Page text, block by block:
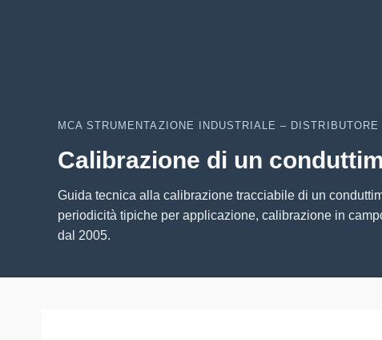
MCA STRUMENTAZIONE INDUSTRIALE –
Calibrazione di un
Guida tecnica alla calibrazione tracciabile di un
periodicità tipiche per applicazione, calibrazione in
dal 2005.